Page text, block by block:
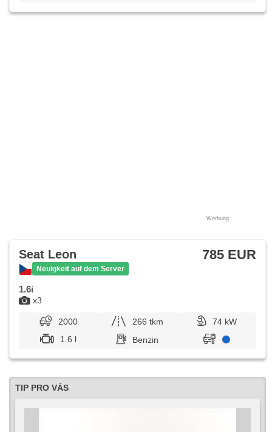
Werbung
x3
Seat Leon
Neuigkeit auf dem Server
785 EUR
1.6i
2000 266 tkm
74 kW
1.6 l
Benzin
TIP PRO VÁS